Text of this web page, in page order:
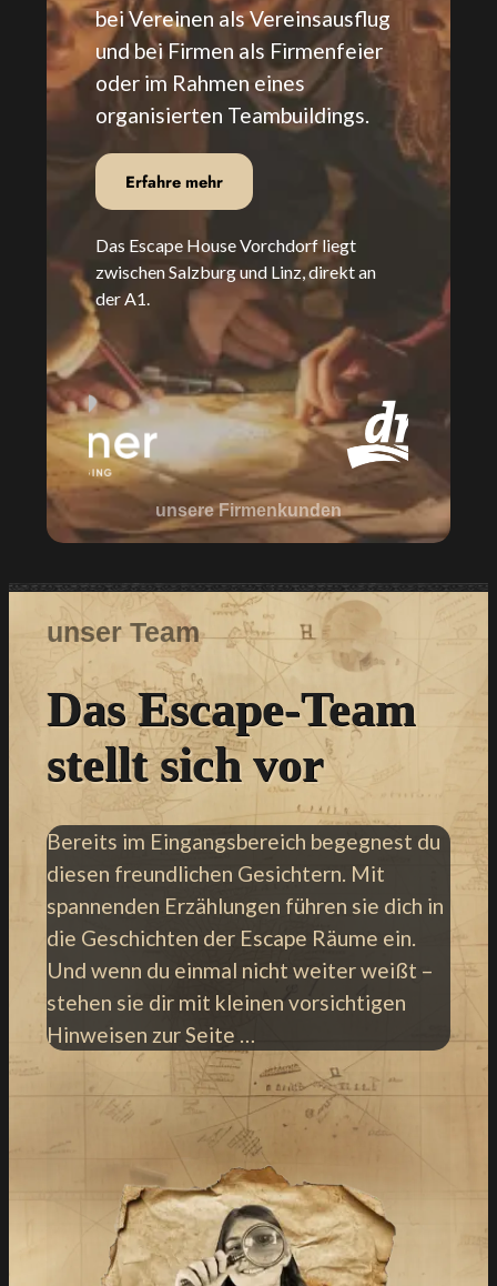
bei Vereinen als Vereinsausflug
und bei Firmen als Firmenfeier
oder im Rahmen eines
organisierten Teambuildings.
Erfahre mehr
Das Escape House Vorchdorf liegt
zwischen Salzburg und Linz, direkt an
der A1.
unsere Firmenkunden
unser Team
Das Escape-Team
stellt sich vor
Bereits im Eingangsbereich begegnest du
diesen freundlichen Gesichtern. Mit
spannenden Erzählungen führen sie dich in
die Geschichten der Escape Räume ein.
Und wenn du einmal nicht weiter weißt –
stehen sie dir mit kleinen vorsichtigen
Hinweisen zur Seite …